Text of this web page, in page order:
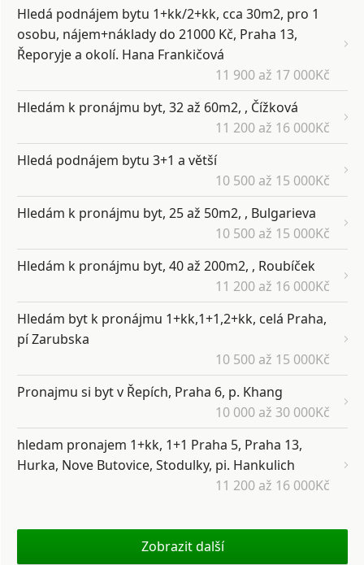
Hledá podnájem bytu 1+kk/2+kk, cca 30m2, pro 1
osobu, nájem+náklady do 21000 Kč, Praha 13,
Řeporyje a okolí. Hana Frankičová
11 900 až 17 000Kč
Hledám k pronájmu byt, 32 až 60m2, , Čížková
11 200 až 16 000Kč
Hledá podnájem bytu 3+1 a větší
10 500 až 15 000Kč
Hledám k pronájmu byt, 25 až 50m2, , Bulgarieva
10 500 až 15 000Kč
Hledám k pronájmu byt, 40 až 200m2, , Roubíček
11 200 až 16 000Kč
Hledám byt k pronájmu 1+kk,1+1,2+kk, celá Praha,
pí Zarubska
10 500 až 15 000Kč
Pronajmu si byt v Řepích, Praha 6, p. Khang
10 000 až 30 000Kč
hledam pronajem 1+kk, 1+1 Praha 5, Praha 13,
Hurka, Nove Butovice, Stodulky, pi. Hankulich
11 200 až 16 000Kč
Zobrazit další